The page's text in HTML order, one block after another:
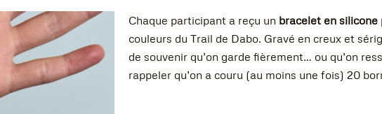
Chaque participant a reçu un bracelet en silicone
couleurs du Trail de Dabo. Gravé en creux et
de souvenir qu’on garde fièrement… ou qu’on
rappeler qu’on a couru (au moins une fois) 20